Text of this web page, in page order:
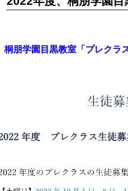
桐朋学園目黒教室「プレクラ